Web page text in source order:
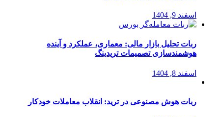
اسفند 9, 1404
ربات تحلیل بازار مالی: معماری، عملکرد و آینده
هوشمندسازی تصمیمات تریدینگ
اسفند 8, 1404
ربات هوش مصنوعی در ترید: انقلاب معاملات خودکار